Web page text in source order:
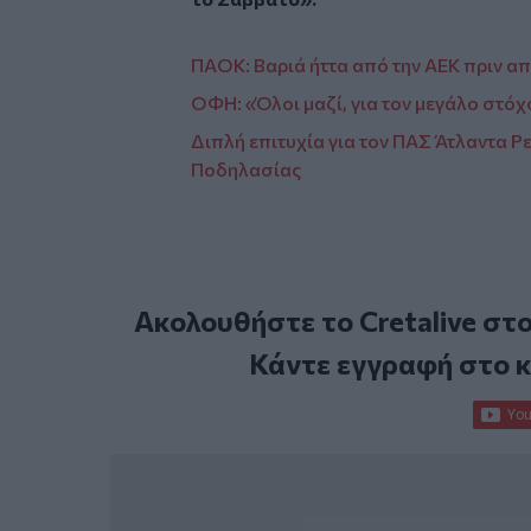
ΠΑΟΚ: Βαριά ήττα από την ΑΕΚ πριν
ΟΦΗ: «Όλοι μαζί, για τον μεγάλο
Διπλή επιτυχία για τον ΠΑΣ Άτλαντα
Ποδηλασίας
Ακολουθήστε το Cretalive
Κάντε εγγραφή στο